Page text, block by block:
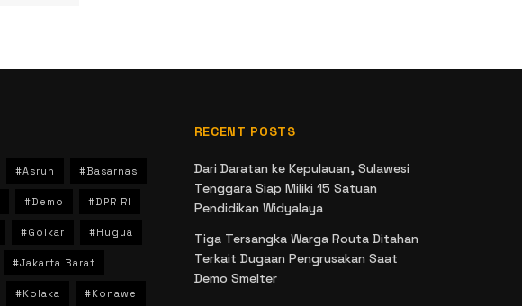
#Asrun #Basarnas
#Demo #DPR RI
#Golkar #Hugua
#Jakarta Barat
#Kolaka #Konawe
RECENT POSTS
Dari Daratan ke Kepulauan, Sulawesi
Tenggara Siap Miliki 15 Satuan
Pendidikan Widyalaya
Tiga Tersangka Warga Routa Ditahan
Terkait Dugaan Pengrusakan Saat
Demo Smelter